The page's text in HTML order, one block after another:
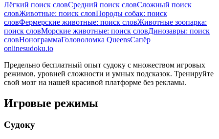
Лёгкий поиск словСредний поиск словСложный поиск
словЖивотные: поиск словПороды собак: поиск
словФермерские животные: поиск словЖивотные зоопарка:
поиск словМорские животные: поиск словДинозавры: поиск
словНонограммаГоловоломка QueensСапёр
onlinesudoku.io
Предельно бесплатный опыт судоку с множеством игровых
режимов, уровней сложности и умных подсказок. Тренируйте
свой мозг на нашей красивой платформе без рекламы.
Игровые режимы
Судоку